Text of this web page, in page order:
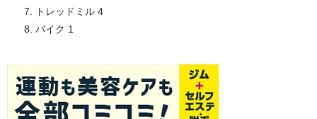
トレッドミル 4
バイク 1